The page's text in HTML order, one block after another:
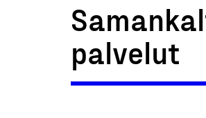
palvelut